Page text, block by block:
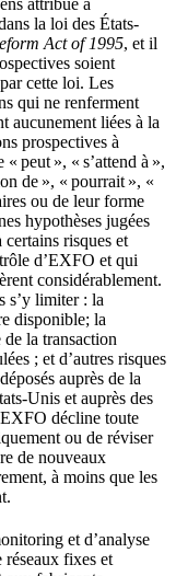
attribué à
la loi des États-
Act of 1995, et il
soient
cette loi. Les
qui ne renferment
aucunement liées à la
prospectives à
peut », « s’attend à »,
de », « pourrait », «
ou de leur forme
hypothèses jugées
risques et
d’EXFO et qui
considérablement.
s’y limiter : la
disponible; la
la transaction
; et d’autres risques
auprès de la
Unis et auprès des
décline toute
ou de réviser
de nouveaux
à moins que les
et d’analyse
réseaux fixes et